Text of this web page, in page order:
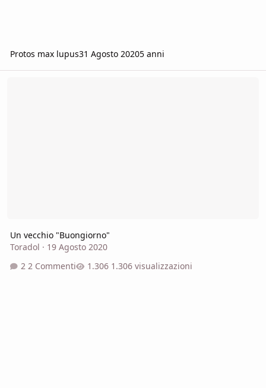
Protos max lupus31 Agosto 20205 anni
Un vecchio "Buongiorno"
Toradol · 19 Agosto 2020
2 Commenti
1.306 visualizzazioni